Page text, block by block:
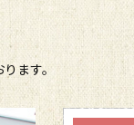
ます。